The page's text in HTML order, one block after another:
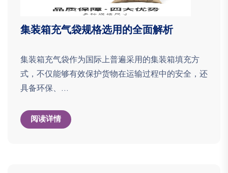
集装箱充气袋规格选用的全面解析
集装箱充气袋作为国际上普遍采用的集装箱填充方
式，不仅能够有效保护货物在运输过程中的安全，还
具备环保、...
阅读详情